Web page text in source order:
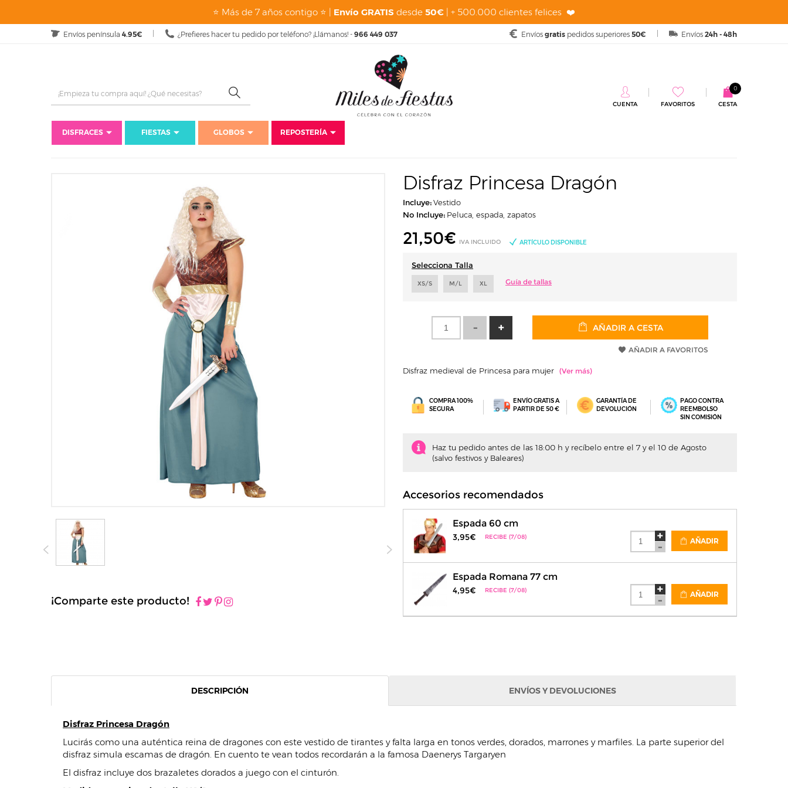
⭐ Más de 7 años contigo ⭐ | Envío GRATIS desde 50€ | + 500.000 clientes felices ❤️
Envíos península 4.95€ ¿Prefieres hacer tu pedido por teléfono? ¡Llámanos! - 966 449 037 Envíos 24h - 48h
Envíos gratis pedidos superiores 50€
CESTA
0
CUENTA FAVORITOS
DISFRACES FIESTAS GLOBOS
REPOSTERÍA
Inicio
Disfraces Carnaval
¡Comparte este producto!
Disfraz Princesa Dragón
Incluye:Vestido
No Incluye: Peluca, espada, zapatos
21,50€ IVA INCLUIDO ARTÍCULO DISPONIBLE
Selecciona Talla
XS/S M/L XL Guía de tallas
AÑADIR A CESTA
AÑADIR A FAVORITOS
Disfraz medieval de Princesa para mujer
COMPRA 100%
SEGURA
ENVÍO GRATIS A
PARTIR DE 50 €
GARANTÍA DE
DEVOLUCIÓN
PAGO CONTRA
REEMBOLSO
SIN COMISIÓN
Haz tu pedido antes de las 18:00 h y recíbelo entre el 7 y el 10 de Agosto
(salvo festivos y Baleares)
Accesorios recomendados
Espada 60 cm
3,95€ RECIBE (7/08) AÑADIR
Espada Romana 77 cm
4,95€ RECIBE (7/08) AÑADIR
DESCRIPCIÓN ENVÍOS Y DEVOLUCIONES
Disfraz Princesa Dragón
Lucirás como una auténtica reina de dragones con este vestido de tirantes y falta larga en tonos verdes, dorados, marrones y marfiles. La parte superior del
disfraz simula escamas de dragón. En cuento te vean todos recordarán a la famosa Daenerys Targaryen
El disfraz incluye dos brazaletes dorados a juego con el cinturón.